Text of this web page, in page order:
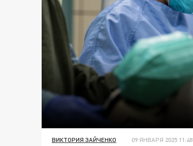
ВИКТОРИЯ ЗАЙЧЕНКО 09 ЯНВАРЯ 2025 11:48